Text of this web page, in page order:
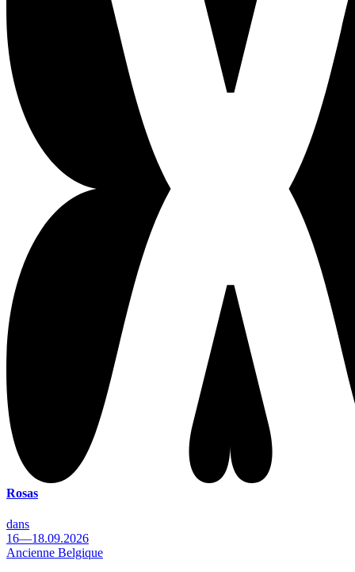
Rosas
dans
16—18.09.2026
Ancienne Belgique